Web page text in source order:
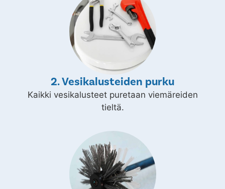
2. Vesikalusteiden purku
Kaikki vesikalusteet puretaan viemäreiden
tieltä.